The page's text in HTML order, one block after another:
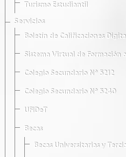
Turismo Estudiantil
Servicios
Boletín de Calificaciones Digital
Sistema Virtual de Formación
Colegio Secundario Nº 5212
Colegio Secundario Nº 5240
UFIDeT
Becas
Becas Universitarias y